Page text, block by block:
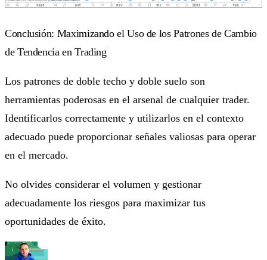
Conclusión: Maximizando el Uso de los Patrones de Cambio
de Tendencia en Trading
Los patrones de doble techo y doble suelo son
herramientas poderosas en el arsenal de cualquier trader.
Identificarlos correctamente y utilizarlos en el contexto
adecuado puede proporcionar señales valiosas para operar
en el mercado.
No olvides considerar el volumen y gestionar
adecuadamente los riesgos para maximizar tus
oportunidades de éxito.